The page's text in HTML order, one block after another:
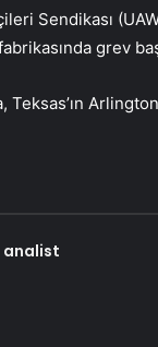
Sendikası
grev
Teksas’ın
analist